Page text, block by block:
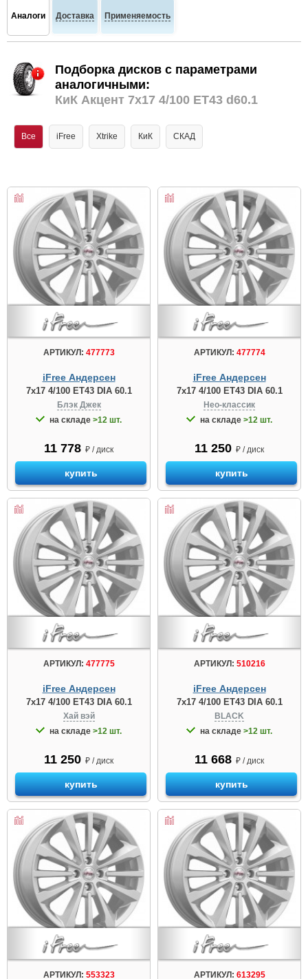
Аналоги Доставка Применяемость
Подборка дисков с параметрами
аналогичными:
КиК Акцент 7x17 4/100 ET43 d60.1
Все iFree Xtrike КиК СКАД
АРТИКУЛ: 477773
iFree Андерсен
7x17 4/100 ET43 DIA 60.1
Блэк Джек
на складе >12 шт.
11 778 ₽ / диск
купить
АРТИКУЛ: 477774
iFree Андерсен
7x17 4/100 ET43 DIA 60.1
Нео-классик
на складе >12 шт.
11 250 ₽ / диск
купить
АРТИКУЛ: 477775
iFree Андерсен
7x17 4/100 ET43 DIA 60.1
Хай вэй
на складе >12 шт.
11 250 ₽ / диск
купить
АРТИКУЛ: 510216
iFree Андерсен
7x17 4/100 ET43 DIA 60.1
BLACK
на складе >12 шт.
11 668 ₽ / диск
купить
АРТИКУЛ: 553323 АРТИКУЛ: 613295